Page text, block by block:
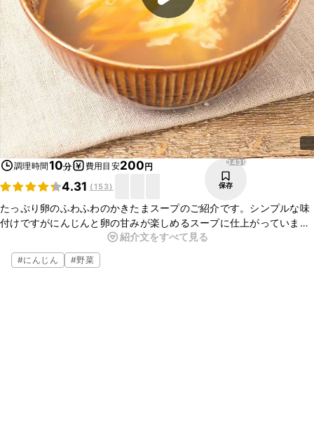
調理時間10分 費用目安200円
4.31 (153)
3439
保存
たっぷり卵のふわふわのかきたまスープのご紹介です。シンプルな味
付けですがにんじんと卵の甘みが楽しめるスープに仕上がっていま
す。お好みで小ねぎで彩りを添えて、ほっこりと温かくなるスープが
飲みたいときにおすすめの一品です。
紹介文をすべて見る
#にんじん #野菜